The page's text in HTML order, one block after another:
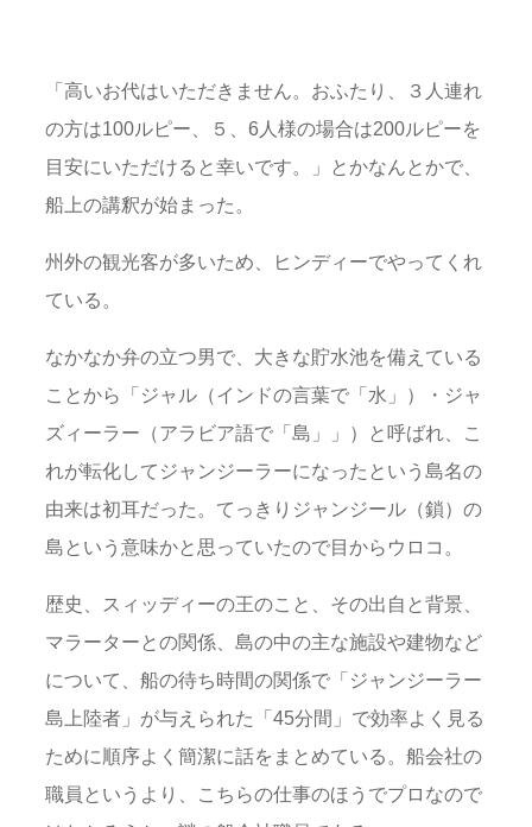
「高いお代はいただきません。おふたり、３人連れ
の方は100ルピー、５、6人様の場合は200ルピーを
目安にいただけると幸いです。」とかなんとかで、
船上の講釈が始まった。
州外の観光客が多いため、ヒンディーでやってくれ
ている。
なかなか弁の立つ男で、大きな貯水池を備えている
ことから「ジャル（インドの言葉で「水」）・ジャ
ズィーラー（アラビア語で「島」」）と呼ばれ、こ
れが転化してジャンジーラーになったという島名の
由来は初耳だった。てっきりジャンジール（鎖）の
島という意味かと思っていたので目からウロコ。
歴史、スィッディーの王のこと、その出自と背景、
マラーターとの関係、島の中の主な施設や建物など
について、船の待ち時間の関係で「ジャンジーラー
島上陸者」が与えられた「45分間」で効率よく見る
ために順序よく簡潔に話をまとめている。船会社の
職員というより、こちらの仕事のほうでプロなので